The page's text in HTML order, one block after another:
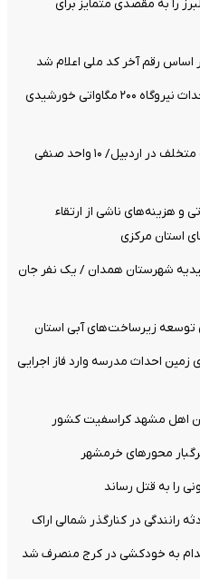
را به مقصدی متمایز برای
اساس رقم آخر کد ملی اعلام شد
جهشی بزرگ در انرژی سبز؛ مجوز احداث نیروگاه ۲۰۰ مگاواتی خورشیدی
مچ‌گیری تعزیرات از مشاوران املاک متخلف در اردبیل/ ۱۰ واحد صنفی
و هزینه‌های ناشی از ارتقاء
استان مرکزی
شهرستان همدان / یک نفر جان
احداث مدرسه وارد فاز اجرایی
اهل مشهد کراسفیت کشور